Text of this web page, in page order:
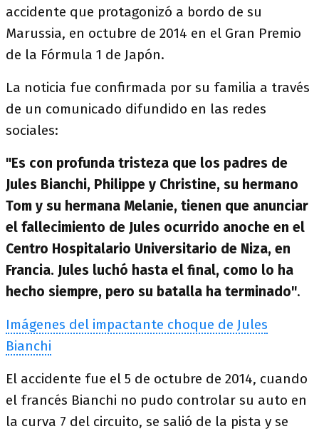
accidente que protagonizó a bordo de su
Marussia, en octubre de 2014 en el Gran Premio
de la Fórmula 1 de Japón.
La noticia fue confirmada por su familia a través
de un comunicado difundido en las redes
sociales:
"Es con profunda tristeza que los padres de
Jules Bianchi, Philippe y Christine, su hermano
Tom y su hermana Melanie, tienen que anunciar
el fallecimiento de Jules ocurrido anoche en el
Centro Hospitalario Universitario de Niza, en
Francia. Jules luchó hasta el final, como lo ha
hecho siempre, pero su batalla ha terminado".
Imágenes del impactante choque de Jules
Bianchi
El accidente fue el 5 de octubre de 2014, cuando
el francés Bianchi no pudo controlar su auto en
la curva 7 del circuito, se salió de la pista y se